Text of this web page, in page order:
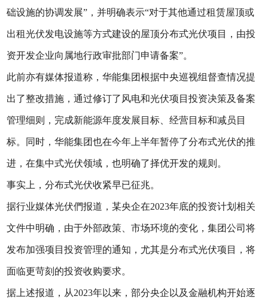
础设施的协调发展”，并明确表示“对于其他通过租赁屋顶或
出租光伏发电设施等方式建设的屋顶分布式光伏项目，由投
资开发企业向属地行政审批部门申请备案”。
此前亦有媒体报道称，华能集团根据中央巡视组督查情况提
出了整改措施，通过修订了风电和光伏项目投资决策及备案
管理细则，完成新能源年度发展目标、经营目标和减员目
标。同时，华能集团也在今年上半年暂停了分布式光伏的推
进，在集中式光伏领域，也明确了择优开发的规则。
事实上，分布式光伏收紧早已征兆。
据行业媒体光伏們报道，某央企在2023年底的投资计划相关
文件中明确，由于外部政策、市场环境的变化，集团公司将
发布加强项目投资管理的通知，尤其是分布式光伏项目，将
面临更苛刻的投资收购要求。
据上述报道，从2023年以来，部分央企以及金融机构开始逐